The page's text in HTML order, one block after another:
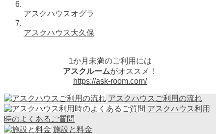
アスクハウスオグラ
アスクハウス大久保
1か月未満のご利用には
アスクルームがオススメ！
https://ask-room.com/
アスクハウスご利用の流れ
アスクハウス利用
時のよくあるご質問
施設と料金